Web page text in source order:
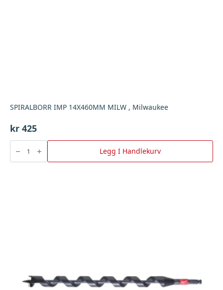
SPIRALBORR IMP 14X460MM MILW , Milwaukee
kr 425
SPIRALBORR
14X460MM
MILW
Legg I Handlekurv